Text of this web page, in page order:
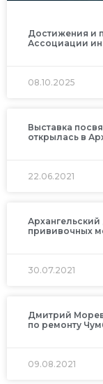
Достижения и
Ассоциации
08.10.2025
Выставка
открылась в
22.06.2021
Архангельский
прививочных
30.07.2021
Дмитрий
по ремонту
09.08.2021